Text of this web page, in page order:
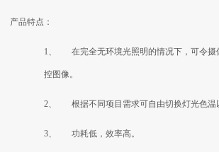
产品特点：
1、 在完全无环境光照明的情况下，可令摄
控图像。
2、 根据不同项目需求可自由切换灯光色温
3、 功耗低，效率高。